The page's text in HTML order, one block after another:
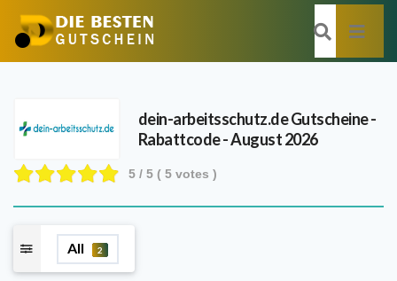
dein-arbeitsschutz.deGutscheine -
Rabattcode - August 2026
5 / 5 ( 5 votes )
All 2